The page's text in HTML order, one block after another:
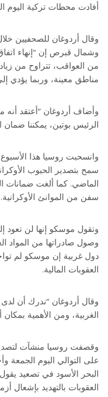
أفادت محطات تركية اليوم
وقال أردوغان للصحفيين
وشمال قبرص إن “إنهاء
من العواقب، تتراوح من
مناطق معينة، وربما يؤدي
وأضاف أردوغان “أعتقد
الرئيس بوتين، يمكننا ضمان
وانسحبت روسيا هذا
سمح بتصدير الحبوب
الماضي. كما ألغت ضمانات
سفن من الموانئ الأوكرانية.
وتقول موسكو إنها لن تعود
وصول صادراتها من المواد
دول غربية إن موسكو لم
العقوبات المالية.
وقال أردوغان “ندرك أن
الغربية، ومن الأهمية
وقصفت روسيا منشآت لتصدير
على التوالي اليوم
البحر الأسود في تصعيد
العقوبات بالتهديد بإشعال